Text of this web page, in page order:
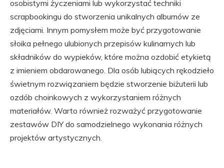
osobistymi życzeniami lub wykorzystać techniki
scrapbookingu do stworzenia unikalnych albumów ze
zdjęciami. Innym pomysłem może być przygotowanie
słoika pełnego ulubionych przepisów kulinarnych lub
składników do wypieków, które można ozdobić etykietą
z imieniem obdarowanego. Dla osób lubiących rękodzieło
świetnym rozwiązaniem będzie stworzenie biżuterii lub
ozdób choinkowych z wykorzystaniem różnych
materiałów. Warto również rozważyć przygotowanie
zestawów DIY do samodzielnego wykonania różnych
projektów artystycznych.